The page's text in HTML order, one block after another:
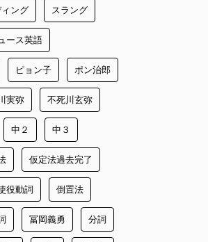
ング スラング
ース英語
ピョン子 ポン治郎
実弥 不死川玄弥
中２ 中３
仮定法過去完了
役動詞 倒置法
冨岡義勇 分詞